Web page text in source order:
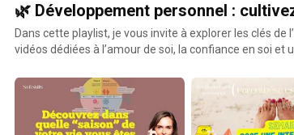
🌿 Développement personnel :
Dans cette playlist, je vous invite à explorer les clés
vidéos dédiées à l’amour de soi, la confiance en soi
Des conseils pratiques, des exercices simples et des
révéler votre plein potentiel. Parce